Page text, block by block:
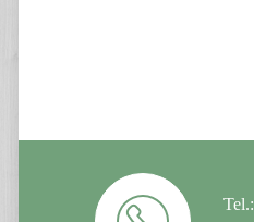
Tel.: